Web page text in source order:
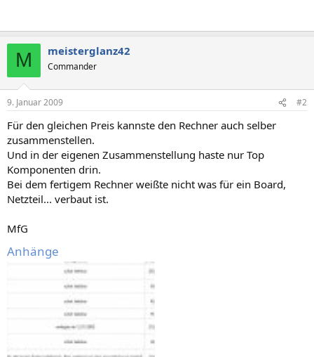
M meisterglanz42
Commander
9. Januar 2009 #2
Für den gleichen Preis kannste den Rechner auch selber
zusammenstellen.
Und in der eigenen Zusammenstellung haste nur Top
Komponenten drin.
Bei dem fertigem Rechner weißte nicht was für ein Board,
Netzteil... verbaut ist.
MfG
Anhänge